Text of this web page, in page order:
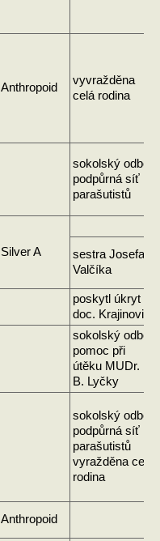
Anthropoid
vyvražděna
celá rodina
sokolský odboj
podpůrná síť
parašutistů
Silver A
sestra Josefa
Valčíka
poskytl úkryt
doc. Krajinovi
sokolský odboj,
pomoc při
útěku MUDr.
B. Lyčky
sokolský odboj
podpůrná síť
parašutistů
vyražděna celá
rodina
Anthropoid